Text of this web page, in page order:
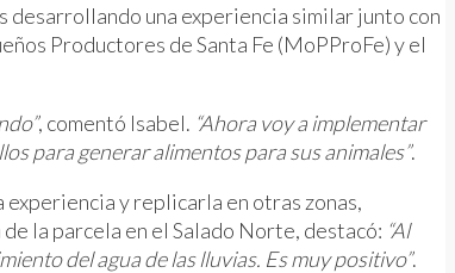
desarrollando una experiencia similar junto con
Productores de Santa Fe (MoPProFe) y el
, comentó Isabel. “Ahora voy a implementar
para generar alimentos para sus animales”.
y replicarla en otras zonas,
la parcela en el Salado Norte, destacó: “Al
del agua de las lluvias. Es muy positivo”.